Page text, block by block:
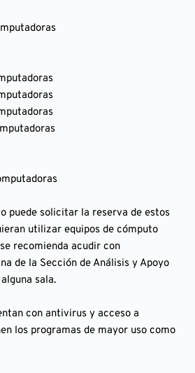
puede solicitar la reserva de estos
utilizar equipos de cómputo
recomienda acudir con
de la Sección de Análisis y Apoyo
sala.
con antivirus y acceso a
los programas de mayor uso como